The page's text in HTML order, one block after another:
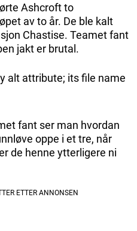
Ashcroft to
av to år. De ble kalt
Chastise. Teamet fant
jakt er brutal.
fant ser man hvordan
oppe i et tre, når
de henne ytterligere ni